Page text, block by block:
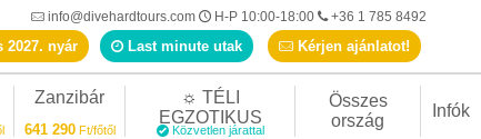
info@divehardtours.com H-P 10:00-18:00
+36 1 785 8492
nyár Last minute utak Kérjen ajánlatot!
Zanzibár
641 290Ft/főtől
☼ TÉLI
EGZOTIKUS
Közvetlen járattal
Összes
ország
Infók